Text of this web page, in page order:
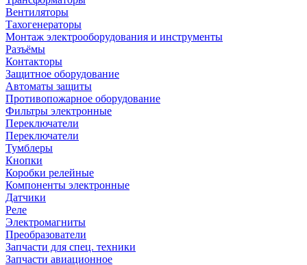
Вентиляторы
Тахогенераторы
Монтаж электрооборудования и инструменты
Разъёмы
Контакторы
Защитное оборудование
Автоматы защиты
Противопожарное оборудование
Фильтры электронные
Переключатели
Переключатели
Тумблеры
Кнопки
Коробки релейные
Компоненты электронные
Датчики
Реле
Электромагниты
Преобразователи
Запчасти для спец. техники
Запчасти авиационное